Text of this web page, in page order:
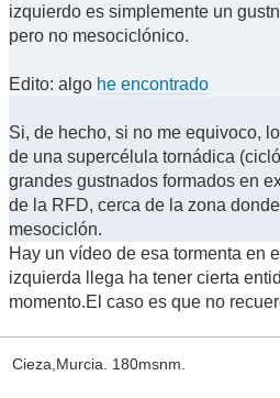
izquierdo es simplemente un
pero no mesociclónico.
Edito: algo he encontrado
Si, de hecho, si no me equivoco,
de una supercélula tornádica
grandes gustnados formados en
de la RFD, cerca de la zona
mesociclón.
Hay un vídeo de esa tormenta en
izquierda llega ha tener cierta
momento.El caso es que no
Cieza,Murcia. 180msnm.